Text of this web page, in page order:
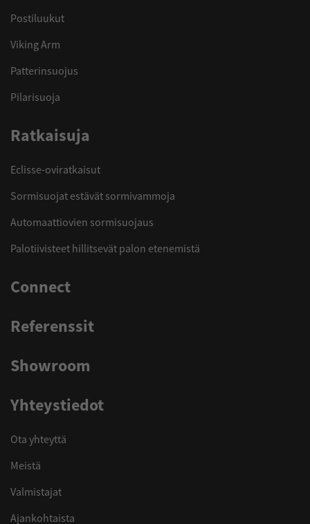
Postiluukut
Viking Arm
Patterinsuojus
Pilarisuoja
Ratkaisuja
Eclisse-oviratkaisut
Sormisuojat estävät sormivammoja
Automaattiovien sormisuojaus
Palotiivisteet hillitsevät palon etenemistä
Connect
Referenssit
Showroom
Yhteystiedot
Ota yhteyttä
Meistä
Valmistajat
Ajankohtaista